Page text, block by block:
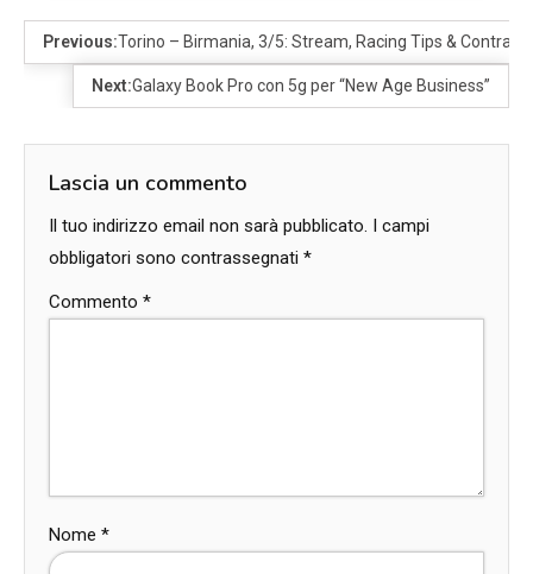
Previous:Torino – Birmania, 3/5: Stream, Racing Tips &
Next:Galaxy Book Pro con 5g per “New Age Business”
Lascia un commento
Il tuo indirizzo email non sarà pubblicato. I campi
obbligatori sono contrassegnati *
Commento *
Nome *